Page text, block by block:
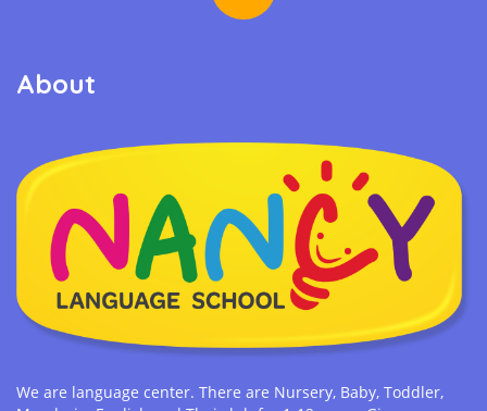
About
We are language center. There are Nursery, Baby, Toddler,